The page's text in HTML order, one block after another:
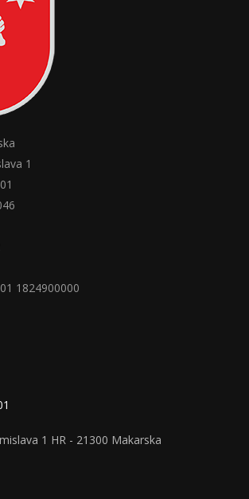
1
1824900000
1 HR - 21300 Makarska